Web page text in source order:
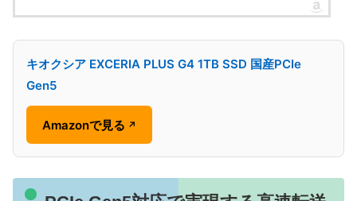
キオクシア EXCERIA PLUS G4 1TB SSD 国産PCIe
Gen5
Amazonで見る ↗